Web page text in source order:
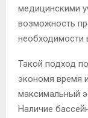
медицинскими
возможность
необходимости
Такой подход
экономя время
максимальный
Наличие